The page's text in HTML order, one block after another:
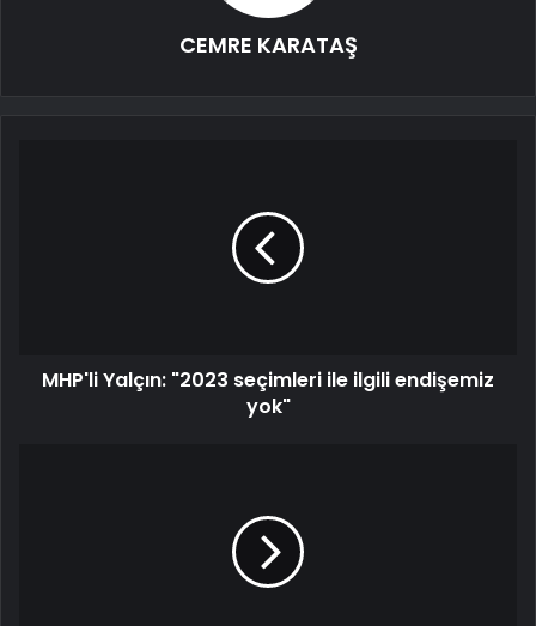
CEMRE KARATAŞ
MHP'li Yalçın: "2023 seçimleri ile ilgili endişemiz
yok"